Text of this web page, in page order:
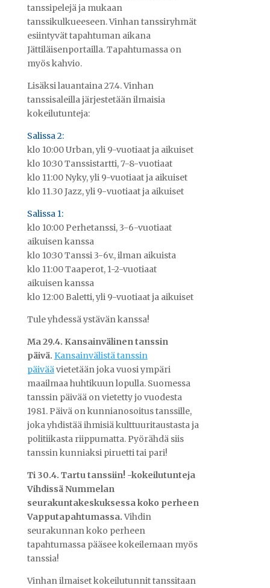
tanssipelejä ja mukaan
tanssikulkueeseen. Vinhan tanssiryhmät
esiintyvät tapahtuman aikana
Jättiläisenportailla. Tapahtumassa on
myös kahvio.
Lisäksi lauantaina 27.4. Vinhan
tanssisaleilla järjestetään ilmaisia
kokeilutunteja:
Salissa 2:
klo 10:00 Urban, yli 9-vuotiaat ja aikuiset
klo 10:30 Tanssistartti, 7-8-vuotiaat
klo 11:00 Nyky, yli 9-vuotiaat ja aikuiset
klo 11.30 Jazz, yli 9-vuotiaat ja aikuiset
Salissa 1:
klo 10:00 Perhetanssi, 3-6-vuotiaat
aikuisen kanssa
klo 10:30 Tanssi 3-6v., ilman aikuista
klo 11:00 Taaperot, 1-2-vuotiaat
aikuisen kanssa
klo 12:00 Baletti, yli 9-vuotiaat ja aikuiset
Tule yhdessä ystävän kanssa!
Ma 29.4. Kansainvälinen tanssin
päivä. Kansainvälistä tanssin
päiväävietetään joka vuosi ympäri
maailmaa huhtikuun lopulla. Suomessa
tanssin päivää on vietetty jo vuodesta
1981. Päivä on kunnianosoitus tanssille,
joka yhdistää ihmisiä kulttuuritaustasta ja
politiikasta riippumatta. Pyörähdä siis
tanssin kunniaksi piruetti tai pari!
Ti 30.4. Tartu tanssiin! -kokeilutunteja
Vihdissä Nummelan
seurakuntakeskuksessa koko perheen
Vapputapahtumassa.Vihdin
seurakunnan koko perheen
tapahtumassa pääsee kokeilemaan myös
tanssia!
Vinhan ilmaiset kokeilutunnit tanssitaan